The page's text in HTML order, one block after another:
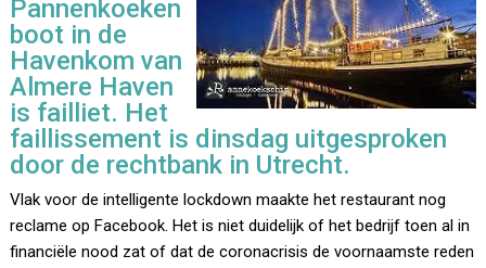
Pannenkoeken
boot in de
Havenkom van
Almere Haven
is failliet. Het
faillissement is dinsdag uitgesproken
door de rechtbank in Utrecht.
Vlak voor de intelligente lockdown maakte het restaurant nog
reclame op Facebook. Het is niet duidelijk of het bedrijf toen al in
financiële nood zat of dat de coronacrisis de voornaamste reden